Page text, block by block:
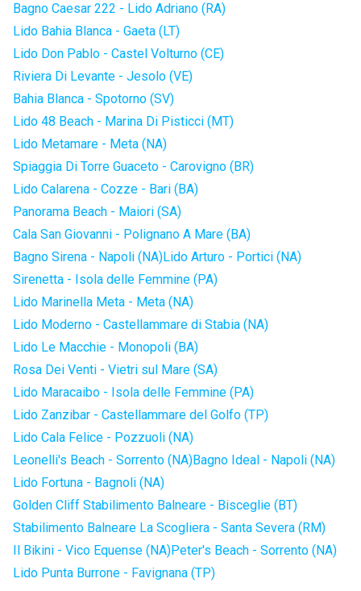
Bagno Caesar 222 - Lido Adriano (RA)
Lido Bahia Blanca - Gaeta (LT)
Lido Don Pablo - Castel Volturno (CE)
Riviera Di Levante - Jesolo (VE)
Bahia Blanca - Spotorno (SV)
Lido 48 Beach - Marina Di Pisticci (MT)
Lido Metamare - Meta (NA)
Spiaggia Di Torre Guaceto - Carovigno (BR)
Lido Calarena - Cozze - Bari (BA)
Panorama Beach - Maiori (SA)
Cala San Giovanni - Polignano A Mare (BA)
Bagno Sirena - Napoli (NA)Lido Arturo - Portici (NA)
Sirenetta - Isola delle Femmine (PA)
Lido Marinella Meta - Meta (NA)
Lido Moderno - Castellammare di Stabia (NA)
Lido Le Macchie - Monopoli (BA)
Rosa Dei Venti - Vietri sul Mare (SA)
Lido Maracaibo - Isola delle Femmine (PA)
Lido Zanzibar - Castellammare del Golfo (TP)
Lido Cala Felice - Pozzuoli (NA)
Leonelli's Beach - Sorrento (NA)Bagno Ideal - Napoli (NA)
Lido Fortuna - Bagnoli (NA)
Golden Cliff Stabilimento Balneare - Bisceglie (BT)
Stabilimento Balneare La Scogliera - Santa Severa (RM)
Il Bikini - Vico Equense (NA)Peter's Beach - Sorrento (NA)
Lido Punta Burrone - Favignana (TP)